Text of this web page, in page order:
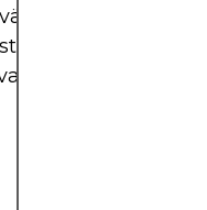
näkymät ovat
osalta.
vahvat luvut